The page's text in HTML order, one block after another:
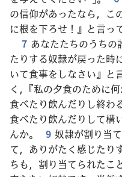
の信仰があったなら，こ
に根を下ろせ！』と言っ
7 あなたたちのうちの
たりする奴隷が戻った時
いて食事をしなさい』と
く，『私の夕食のために
食べたり飲んだりし終わ
食べたり飲んだりして構
んか。
9 奴隷が割り当
て，ありがたく感じたり
ちも，割り当てられたこ